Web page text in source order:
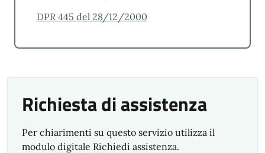
Risultati qualità servizi Municipio II Centro
Ovest 2025
Risultati qualità servizi Municipio III Bassa Val
Val Bisagno 2025
Valpolcevera 2025
DPR 445 del 28/12/2000
Richiesta di assistenza
Per chiarimenti su questo servizio utilizza il
modulo digitale Richiedi assistenza.